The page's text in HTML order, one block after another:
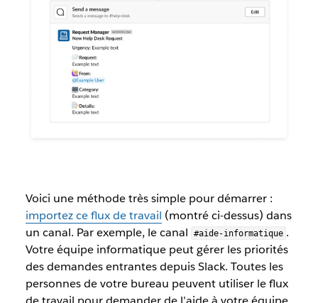
Voici une méthode très simple pour démarrer :
importez ce flux de travail (montré ci-dessus) dans
un canal. Par exemple, le canal
#aide-informatique .
Votre équipe informatique peut gérer les priorités
des demandes entrantes depuis Slack. Toutes les
personnes de votre bureau peuvent utiliser le flux